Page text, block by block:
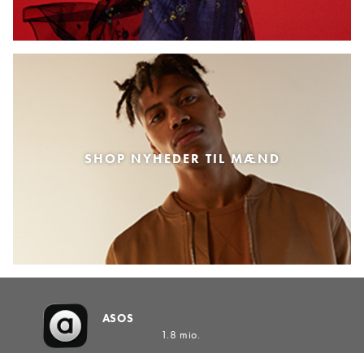
SHOP NYHEDER TIL MÆND
ASOS
1.8 mio.